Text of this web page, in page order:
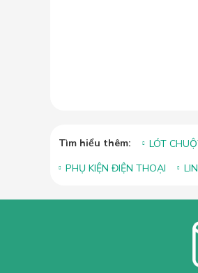
Tìm hiểu thêm: LÓT
PHỤ KIỆN ĐIỆN THOẠI